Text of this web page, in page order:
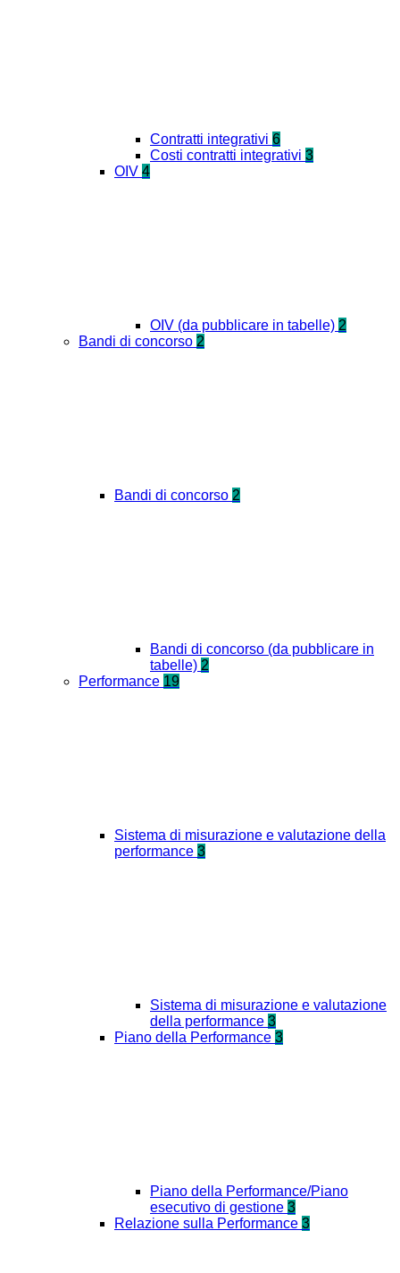
Contratti integrativi 6
Costi contratti integrativi 3
OIV 4
OIV (da pubblicare in tabelle) 2
Bandi di concorso 2
Bandi di concorso 2
Bandi di concorso (da pubblicare in
tabelle) 2
Performance 19
Sistema di misurazione e valutazione della
performance 3
Sistema di misurazione e valutazione
della performance 3
Piano della Performance 3
Piano della Performance/Piano
esecutivo di gestione 3
Relazione sulla Performance 3